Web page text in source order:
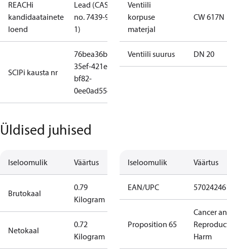
REACHi
kandidaatainete
loend
Lead (CAS
no. 7439-92-
1)
SCIPi kausta nr
76bea36b-
35ef-421e-
bf82-
0ee0ad554e3f
Ventiili
korpuse
materjal
CW 617N
Ventiili suurus DN 20
Üldised juhised
Iseloomulik Väärtus
Brutokaal
0.79
Kilogram
Netokaal
0.72
Kilogram
Iseloomulik Väärtus
EAN/UPC
Proposition 65
Cancer
Harm